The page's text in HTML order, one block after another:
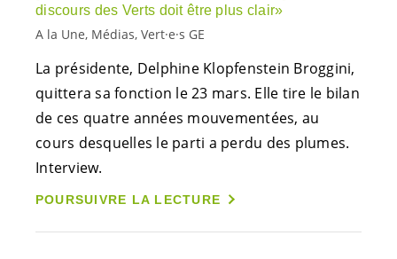
discours des Verts doit être plus clair»
A la Une, Médias, Vert·e·s GE
La présidente, Delphine Klopfenstein Broggini,
quittera sa fonction le 23 mars. Elle tire le bilan
de ces quatre années mouvementées, au
cours desquelles le parti a perdu des plumes.
Interview.
POURSUIVRE LA LECTURE